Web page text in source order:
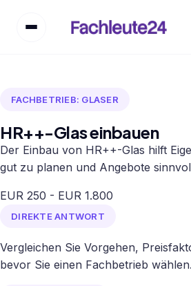
FACHBETRIEB: GLASER
HR++-Glas einbauen
Der Einbau von HR++-Glas hilft
gut zu planen und Angebote
EUR 250 - EUR 1.800
DIREKTE ANTWORT
Vergleichen Sie Vorgehen,
bevor Sie einen Fachbetrieb wählen.